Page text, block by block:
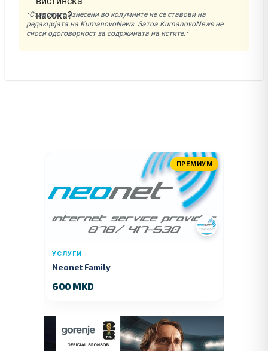
*Ставовите изнесени во колумните не се ставови на
редакцијата на KumanovoNews. Затоа KumanovoNews не
сноси одоговорност за содржината на истите.*
ПРЕМИУМ
УСЛУГИ
Neonet Family
600 MKD